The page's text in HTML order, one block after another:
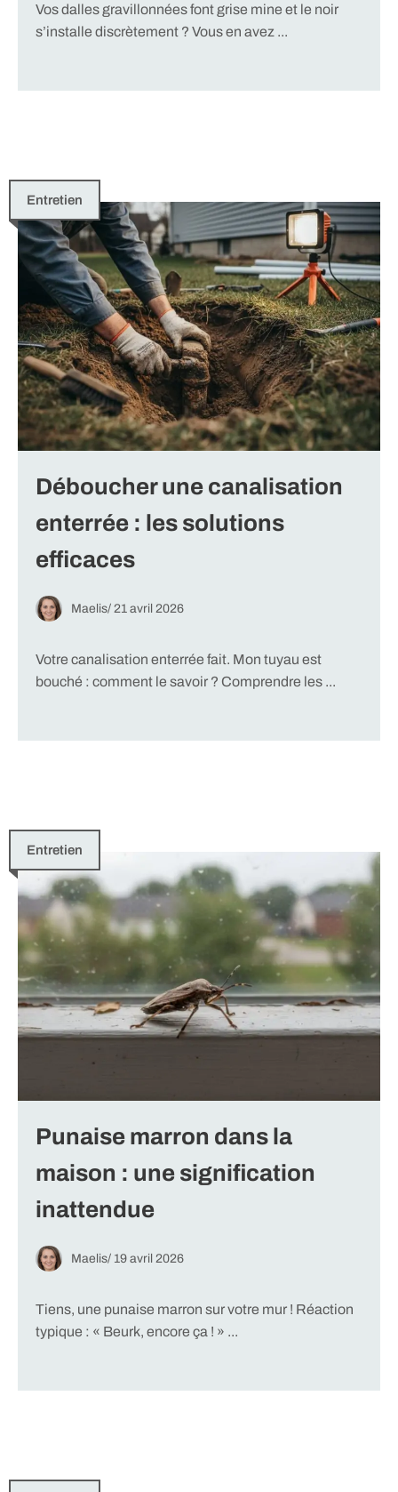
Vos dalles gravillonnées font grise mine et le noir
s’installe discrètement ? Vous en avez ...
Entretien
Déboucher une canalisation
enterrée : les solutions
efficaces
Maelis/ 21 avril 2026
Votre canalisation enterrée fait. Mon tuyau est
bouché : comment le savoir ? Comprendre les ...
Entretien
Punaise marron dans la
maison : une signification
inattendue
Maelis/ 19 avril 2026
Tiens, une punaise marron sur votre mur ! Réaction
typique : « Beurk, encore ça ! » ...